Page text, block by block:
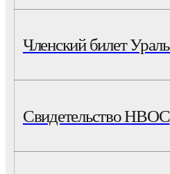
Членский билет
Свидетельство НВОС